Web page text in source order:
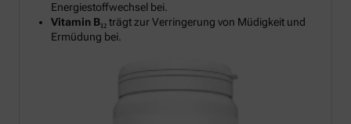
Energiestoffwechsel bei.
Vitamin B₁₂trägt zur Verringerung von Müdigkeit und
Ermüdung bei.